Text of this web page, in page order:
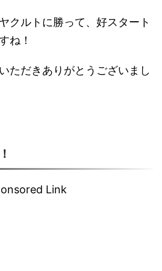
クルトに勝って、好スタート
ね！
ただきありがとうございまし
Link